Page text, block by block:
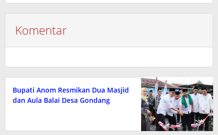
Komentar
Bupati Anom Resmikan Dua Masjid
dan Aula Balai Desa Gondang